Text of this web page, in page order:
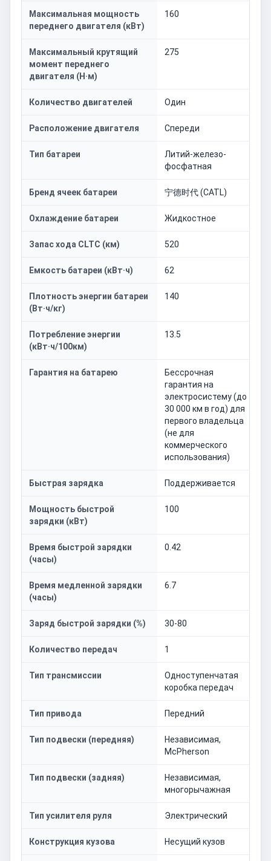
Максимальная мощность
переднего двигателя (кВт)
160
Максимальный крутящий
момент переднего
двигателя (Н·м)
275
Количество двигателей Один
Расположение двигателя Спереди
Тип батареи
Литий-железо-
фосфатная
Бренд ячеек батареи 宁德时代 (CATL)
Охлаждение батареи Жидкостное
Запас хода CLTC (км) 520
Емкость батареи (кВт·ч) 62
Плотность энергии батареи
(Вт·ч/кг)
140
Потребление энергии
(кВт·ч/100км)
13.5
Гарантия на батарею
Бессрочная
гарантия на
электросистему (до
30 000 км в год) для
первого владельца
(не для
коммерческого
использования)
Быстрая зарядка Поддерживается
Мощность быстрой
зарядки (кВт)
100
Время быстрой зарядки
(часы)
0.42
Время медленной зарядки
(часы)
6.7
Заряд быстрой зарядки (%) 30-80
Количество передач 1
Тип трансмиссии
Одноступенчатая
коробка передач
Тип привода Передний
Тип подвески (передняя)
Независимая,
McPherson
Тип подвески (задняя)
Независимая,
многорычажная
Тип усилителя руля Электрический
Конструкция кузова Несущий кузов